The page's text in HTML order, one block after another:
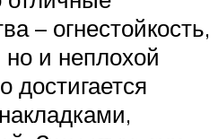
– огнестойкость,
и неплохой
достигается